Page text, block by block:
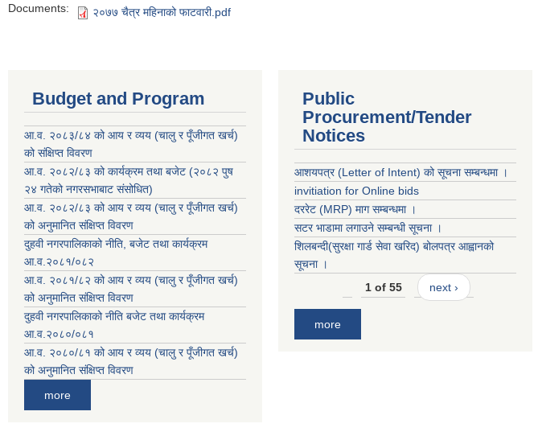
Documents: २०७७ चैत्र महिनाको फाटवारी.pdf
Budget and Program
आ.व. २०८३/८४ को आय र व्यय (चालु र पूँजीगत खर्च)
को संक्षिप्त विवरण
आ.व. २०८२/८३ को कार्यक्रम तथा बजेट (२०८२ पुष
२४ गतेको नगरसभाबाट संसोधित)
आ.व. २०८२/८३ को आय र व्यय (चालु र पूँजीगत खर्च)
को अनुमानित संक्षिप्त विवरण
दुहवी नगरपालिकाको नीति, बजेट तथा कार्यक्रम
आ.व.२०८१/०८२
आ.व. २०८१/८२ को आय र व्यय (चालु र पूँजीगत खर्च)
को अनुमानित संक्षिप्त विवरण
दुहवी नगरपालिकाको नीति बजेट तथा कार्यक्रम
आ.व.२०८०/०८१
आ.व. २०८०/८१ को आय र व्यय (चालु र पूँजीगत खर्च)
को अनुमानित संक्षिप्त विवरण
more
Public
Procurement/Tender
Notices
आशयपत्र (Letter of Intent) को सूचना सम्बन्धमा ।
invitiation for Online bids
दररेट (MRP) माग सम्बन्धमा ।
सटर भाडामा लगाउने सम्बन्धी सूचना ।
शिलबन्दी(सुरक्षा गार्ड सेवा खरिद) बोलपत्र आह्वानको
सूचना ।
1 of 55
next ›
more